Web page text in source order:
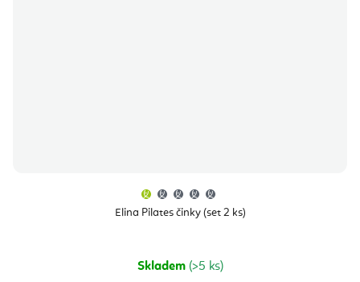
Elina Pilates činky (set 2 ks)
produktu
je
hvězdiček.
Skladem (>5 ks)